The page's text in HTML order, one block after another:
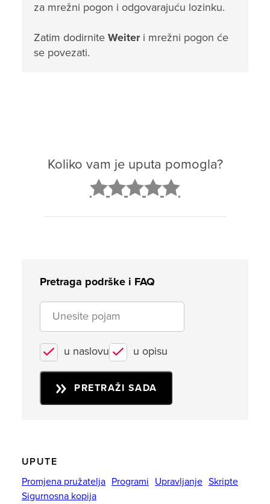
za mrežni pogon i odgovarajuću lozinku.
Zatim dodirnite Weiteri mrežni pogon će
se povezati.
Koliko vam je uputa pomogla?
Pretraga podrške i FAQ
u naslovu u opisu
PRETRAŽI SADA
UPUTE
Promjena pružatelja Programi Upravljanje Skripte
Sigurnosna kopija